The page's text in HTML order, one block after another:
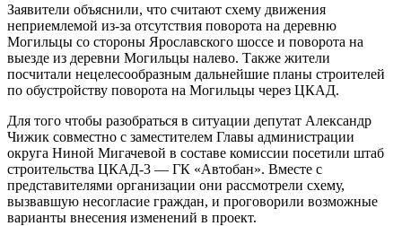
Заявители объяснили, что считают схему движения
неприемлемой из-за отсутствия поворота на деревню
Могильцы со стороны Ярославского шоссе и поворота на
выезде из деревни Могильцы налево. Также жители
посчитали нецелесообразным дальнейшие планы строителей
по обустройству поворота на Могильцы через ЦКАД.
Для того чтобы разобраться в ситуации депутат Александр
Чижик совместно с заместителем Главы администрации
округа Ниной Мигачевой в составе комиссии посетили штаб
строительства ЦКАД-3 — ГК «Автобан». Вместе с
представителями организации они рассмотрели схему,
вызвавшую несогласие граждан, и проговорили возможные
варианты внесения изменений в проект.